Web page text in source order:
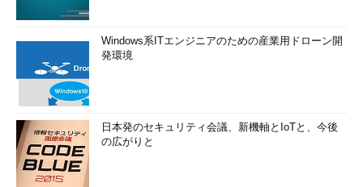
Windows系ITエンジニアのための産業用ドローン開
発環境
日本発のセキュリティ会議、新機軸とIoTと、今後
の広がりと